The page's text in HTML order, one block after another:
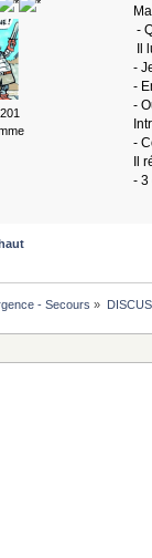
-
Il
-
-
-
-
Il
- 3
- Secours »